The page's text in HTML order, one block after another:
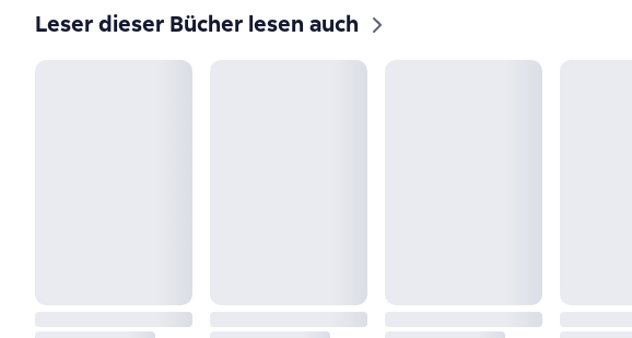
Leser dieser Bücher lesen auch